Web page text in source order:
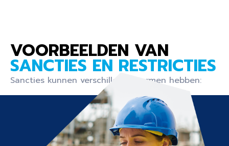
VOORBEELDEN VAN
SANCTIES EN RESTRICTIES
Sancties kunnen verschillende vormen hebben: